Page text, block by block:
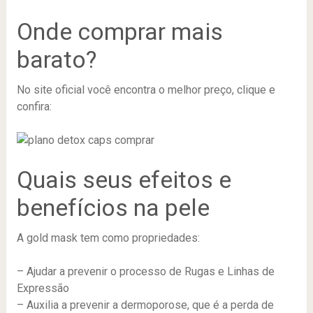
Onde comprar mais
barato?
No site oficial você encontra o melhor preço, clique e
confira:
Quais seus efeitos e
benefícios na pele
A gold mask tem como propriedades:
– Ajudar a prevenir o processo de Rugas e Linhas de
Expressão
– Auxilia a prevenir a dermoporose, que é a perda de